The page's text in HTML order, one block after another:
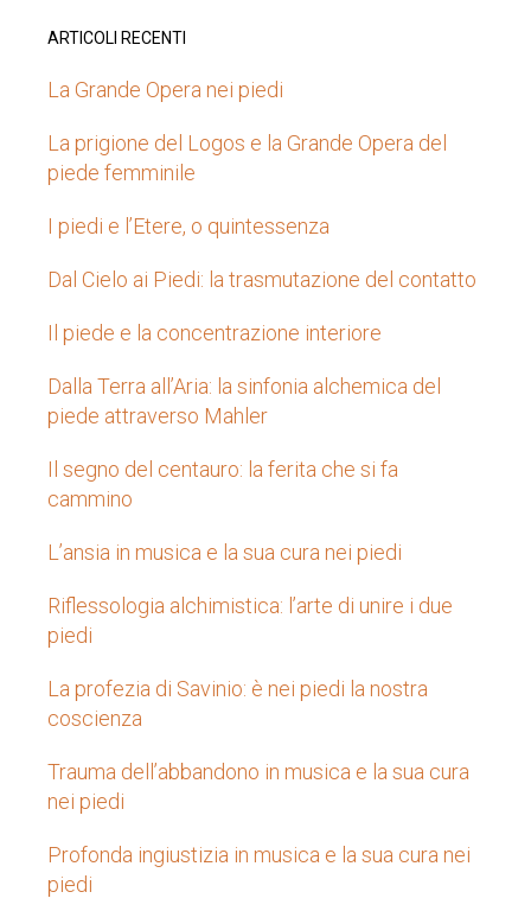
ARTICOLI RECENTI
La Grande Opera nei piedi
La prigione del Logos e la Grande Opera del
piede femminile
I piedi e l’Etere, o quintessenza
Dal Cielo ai Piedi: la trasmutazione del contatto
Il piede e la concentrazione interiore
Dalla Terra all’Aria: la sinfonia alchemica del
piede attraverso Mahler
Il segno del centauro: la ferita che si fa
cammino
L’ansia in musica e la sua cura nei piedi
Riflessologia alchimistica: l’arte di unire i due
piedi
La profezia di Savinio: è nei piedi la nostra
coscienza
Trauma dell’abbandono in musica e la sua cura
nei piedi
Profonda ingiustizia in musica e la sua cura nei
piedi